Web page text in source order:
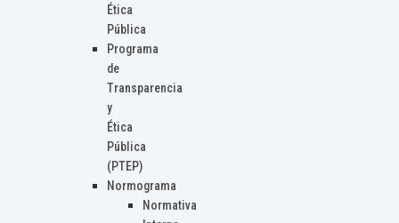
Ética
Pública
Programa
de
Transparencia
y
Ética
Pública
(PTEP)
Normograma
Normativa